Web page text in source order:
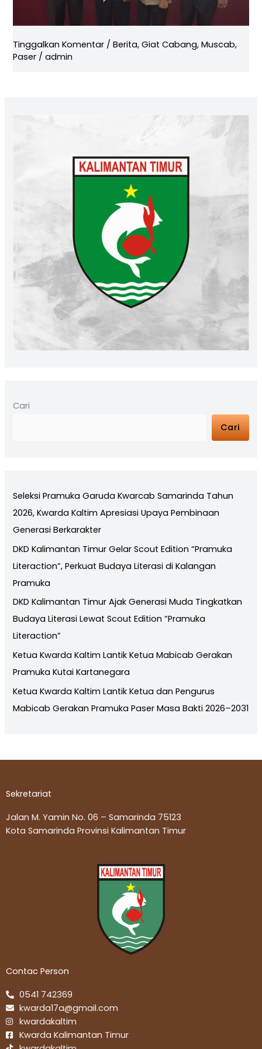
Tinggalkan Komentar /Berita,Giat Cabang,Muscab,
Paser /admin
Cari
Cari
Seleksi Pramuka Garuda Kwarcab Samarinda Tahun
2026, Kwarda Kaltim Apresiasi Upaya Pembinaan
Generasi Berkarakter
DKD Kalimantan Timur Gelar Scout Edition “Pramuka
Literaction”, Perkuat Budaya Literasi di Kalangan
Pramuka
DKD Kalimantan Timur Ajak Generasi Muda Tingkatkan
Budaya Literasi Lewat Scout Edition “Pramuka
Literaction”
Ketua Kwarda Kaltim Lantik Ketua Mabicab Gerakan
Pramuka Kutai Kartanegara
Ketua Kwarda Kaltim Lantik Ketua dan Pengurus
Mabicab Gerakan Pramuka Paser Masa Bakti 2026–2031
Sekretariat
Jalan M. Yamin No. 06 – Samarinda 75123
Kota Samarinda Provinsi Kalimantan Timur
Contac Person
0541 742369
kwarda17a@gmail.com
kwardakaltim
Kwarda Kalimantan Timur